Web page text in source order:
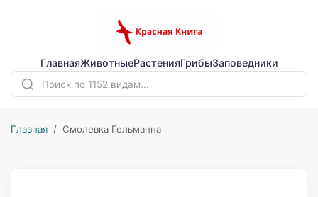
ГлавнаяЖивотныеРастенияГрибыЗаповедники
Главная / Смолевка Гельманна